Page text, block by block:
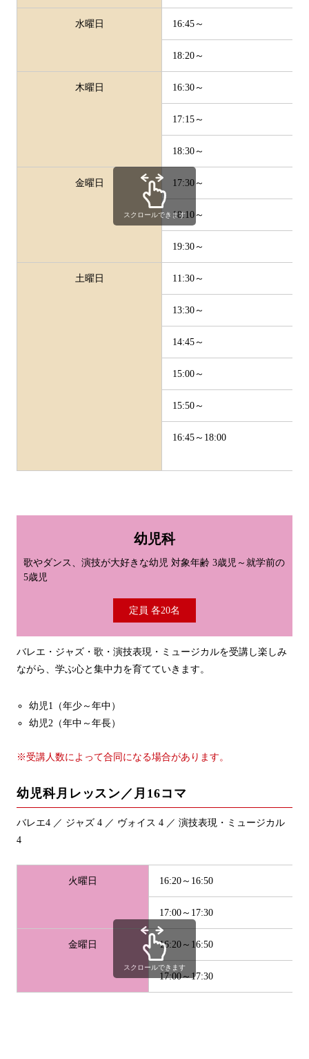
水曜日 16:45～
18:20～
木曜日 16:30～
17:15～
18:30～
金曜日 17:30～
18:10～
19:30～
土曜日 11:30～
13:30～
14:45～
15:00～
15:50～
16:45～18:00
スクロールできます
幼児科
歌やダンス、演技が大好きな幼児 対象年齢 3歳児～就学前の
5歳児
定員 各20名
バレエ・ジャズ・歌・演技表現・ミュージカルを受講し楽しみ
ながら、学ぶ心と集中力を育てていきます。
幼児1（年少～年中）
幼児2（年中～年長）
※受講人数によって合同になる場合があります。
幼児科月レッスン／月16コマ
バレエ4 ／ ジャズ 4 ／ ヴォイス 4 ／ 演技表現・ミュージカル
4
火曜日 16:20～16:50
17:00～17:30
金曜日 16:20～16:50
17:00～17:30
スクロールできます